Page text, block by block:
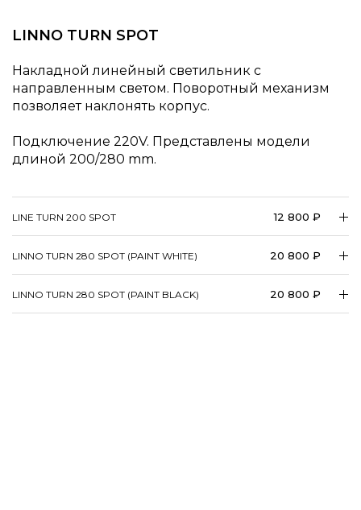
LINNO TURN SPOT
Накладной линейный светильник с
направленным светом. Поворотный механизм
позволяет наклонять корпус.
Подключение 220V. Представлены модели
длиной 200/280 mm.
LINE TURN 200 SPOT 12 800 ₽
LINNO TURN 280 SPOT (PAINT WHITE) 20 800 ₽
LINNO TURN 280 SPOT (PAINT BLACK) 20 800 ₽